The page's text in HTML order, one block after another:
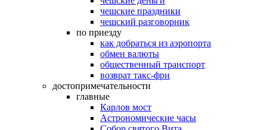
чешские праздники
чешский разговорник
по приезду
как добраться из аэропорта
обмен валюты
общественный транспорт
возврат такс-фри
достопримечательности
главные
Карлов мост
Астрономические часы